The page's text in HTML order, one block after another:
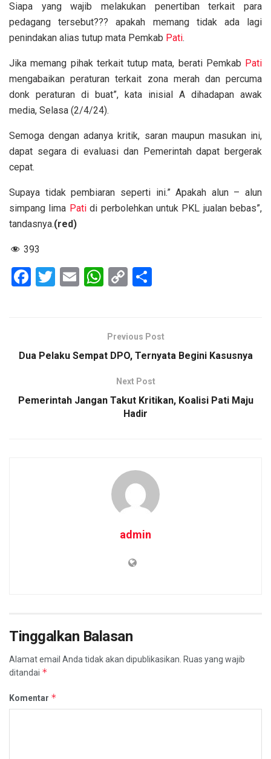
Siapa yang wajib melakukan penertiban terkait para
pedagang tersebut??? apakah memang tidak ada lagi
penindakan alias tutup mata Pemkab Pati.
Jika memang pihak terkait tutup mata, berati Pemkab Pati
mengabaikan peraturan terkait zona merah dan percuma
donk peraturan di buat”, kata inisial A dihadapan awak
media, Selasa (2/4/24).
Semoga dengan adanya kritik, saran maupun masukan ini,
dapat segara di evaluasi dan Pemerintah dapat bergerak
cepat.
Supaya tidak pembiaran seperti ini.” Apakah alun – alun
simpang lima Patidi perbolehkan untuk PKL jualan bebas”,
tandasnya.(red)
393
F
o
k
T
E
W
s
A
p
C
Li
n
k
e
Previous Post
Dua Pelaku Sempat DPO, Ternyata Begini Kasusnya
Next Post
Pemerintah Jangan Takut Kritikan, Koalisi Pati Maju
Hadir
admin
Tinggalkan Balasan
Alamat email Anda tidak akan dipublikasikan. Ruas yang wajib
ditandai *
Komentar *